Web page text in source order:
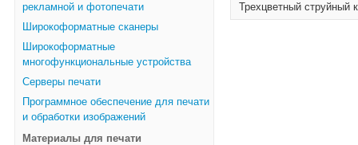
рекламной и фотопечати
Широкоформатные сканеры
Широкоформатные
многофункциональные устройства
Серверы печати
Программное обеспечение для печати
и обработки изображений
Материалы для печати
Трехцветный струйный